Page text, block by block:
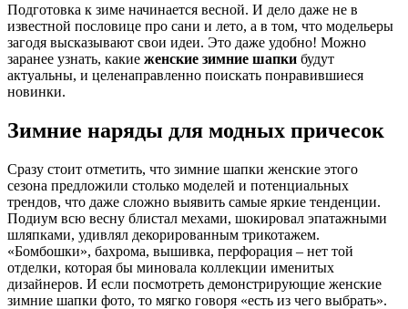
Подготовка к зиме начинается весной. И дело даже не в
известной пословице про сани и лето, а в том, что модельеры
загодя высказывают свои идеи. Это даже удобно! Можно
заранее узнать, какие женские зимние шапки будут
актуальны, и целенаправленно поискать понравившиеся
новинки.
Зимние наряды для модных причесок
Сразу стоит отметить, что зимние шапки женские этого
сезона предложили столько моделей и потенциальных
трендов, что даже сложно выявить самые яркие тенденции.
Подиум всю весну блистал мехами, шокировал эпатажными
шляпками, удивлял декорированным трикотажем.
«Бомбошки», бахрома, вышивка, перфорация – нет той
отделки, которая бы миновала коллекции именитых
дизайнеров. И если посмотреть демонстрирующие женские
зимние шапки фото, то мягко говоря «есть из чего выбрать».